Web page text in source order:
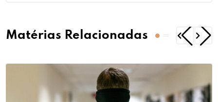
Matérias Relacionadas